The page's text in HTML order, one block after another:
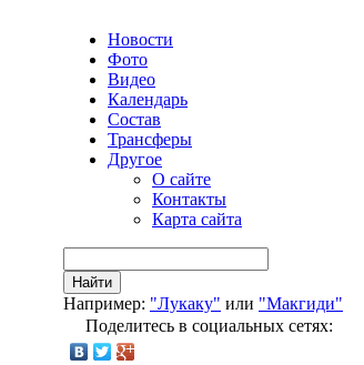
Новости
Фото
Видео
Календарь
Состав
Трансферы
Другое
О сайте
Контакты
Карта сайта
Найти
Например: "Лукаку" или "Макгиди"
Поделитесь в социальных сетях: